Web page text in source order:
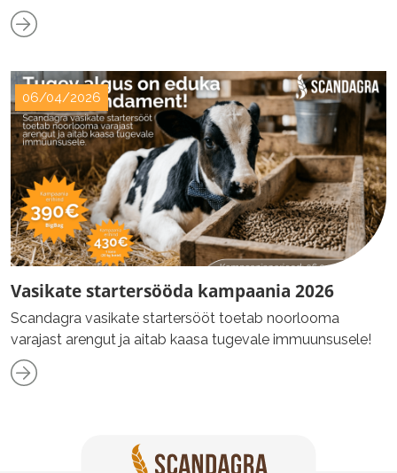
06/04/2026
Vasikate startersööda kampaania 2026
Scandagra vasikate startersööt toetab noorlooma
varajast arengut ja aitab kaasa tugevale immuunsusele!